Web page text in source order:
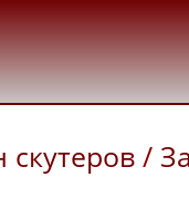
скутеров /